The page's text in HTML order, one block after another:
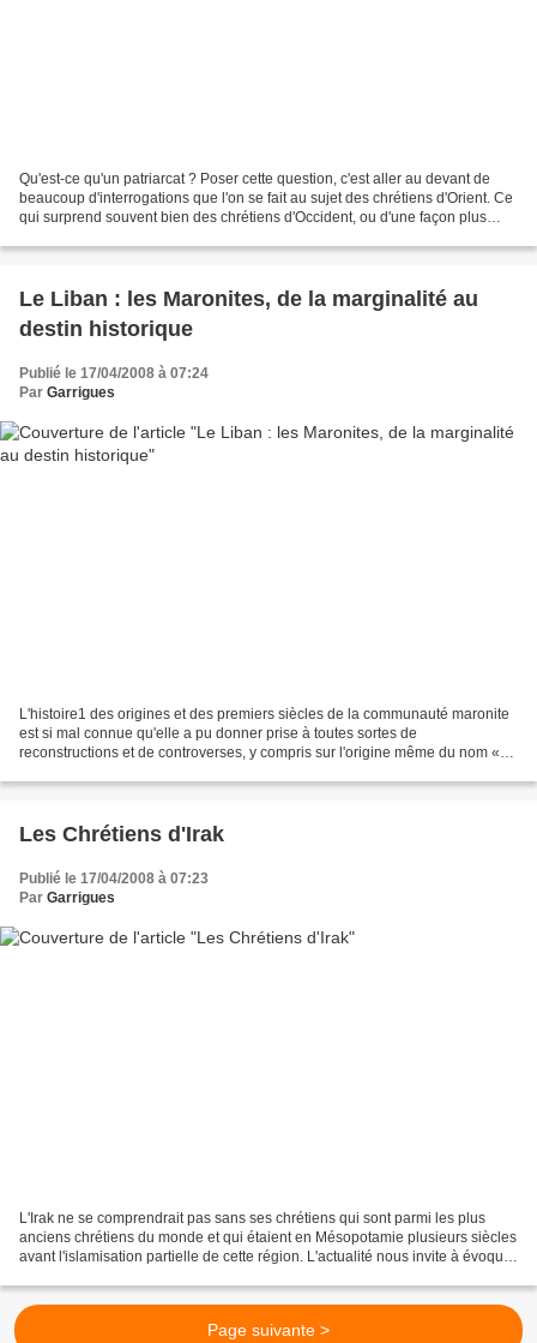
Qu'est-ce qu'un patriarcat ? Poser cette question, c'est aller au devant de
beaucoup d'interrogations que l'on se fait au sujet des chrétiens d'Orient. Ce
qui surprend souvent bien des chrétiens d'Occident, ou d'une façon plus
Le Liban : les Maronites, de la marginalité au
destin historique
Publié le 17/04/2008 à 07:24
Par Garrigues
L'histoire1 des origines et des premiers siècles de la communauté maronite
est si mal connue qu'elle a pu donner prise à toutes sortes de
reconstructions et de controverses, y compris sur l'origine même du nom «
Les Chrétiens d'Irak
Publié le 17/04/2008 à 07:23
Par Garrigues
L'Irak ne se comprendrait pas sans ses chrétiens qui sont parmi les plus
anciens chrétiens du monde et qui étaient en Mésopotamie plusieurs siècles
avant l'islamisation partielle de cette région. L'actualité nous invite à évoquer
Page suivante >